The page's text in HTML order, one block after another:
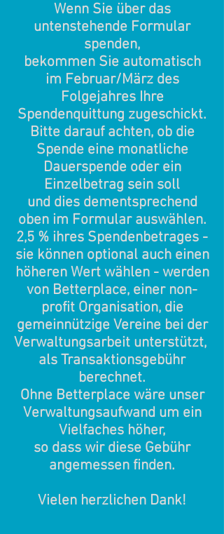
Wenn Sie über das
untenstehende Formular
spenden,
bekommen Sie automatisch
im Februar/März des
Folgejahres Ihre
Spendenquittung zugeschickt.
Bitte darauf achten, ob die
Spende eine monatliche
Dauerspende oder ein
Einzelbetrag sein soll
und dies dementsprechend
oben im Formular auswählen.
2,5 % ihres Spendenbetrages -
sie können optional auch einen
höheren Wert wählen - werden
von Betterplace, einer non-
profit Organisation, die
gemeinnützige Vereine bei der
Verwaltungsarbeit unterstützt,
als Transaktionsgebühr
berechnet.
Ohne Betterplace wäre unser
Verwaltungsaufwand um ein
Vielfaches höher,
so dass wir diese Gebühr
angemessen finden.
Vielen herzlichen Dank!